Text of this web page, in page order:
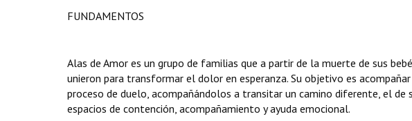
FUNDAMENTOS
Alas de Amor es un grupo de familias que a partir de la muerte de sus
unieron para transformar el dolor en esperanza. Su objetivo es
proceso de duelo, acompañándolos a transitar un camino diferente, el de
espacios de contención, acompañamiento y ayuda emocional.